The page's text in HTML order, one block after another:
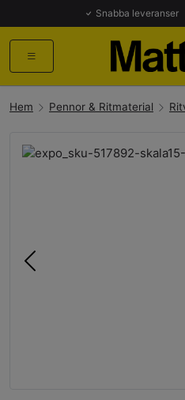
Snabba leveranser
Hem Pennor & Ritmaterial
Föregående